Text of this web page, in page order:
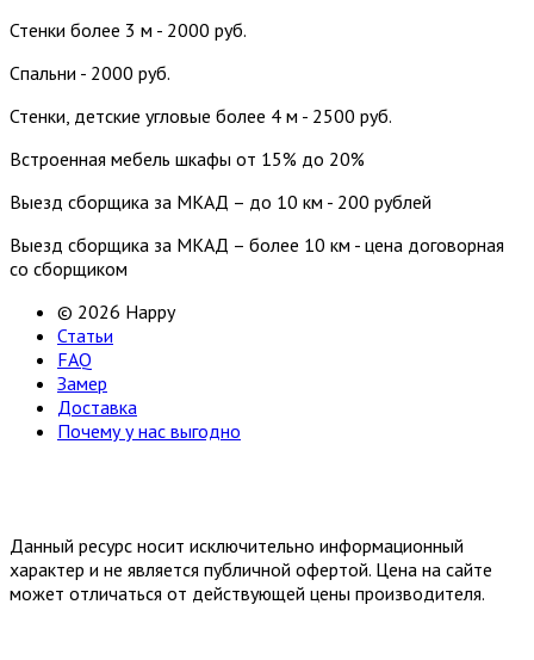
Стенки более 3 м - 2000 руб.
Спальни - 2000 руб.
Стенки, детские угловые более 4 м - 2500 руб.
Встроенная мебель шкафы от 15% до 20%
Выезд сборщика за МКАД – до 10 км - 200 рублей
Выезд сборщика за МКАД – более 10 км - цена договорная
со сборщиком
© 2026 Happy
Статьи
FAQ
Замер
Доставка
Почему у нас выгодно
Данный ресурс носит исключительно информационный
характер и не является публичной офертой. Цена на сайте
может отличаться от действующей цены производителя.